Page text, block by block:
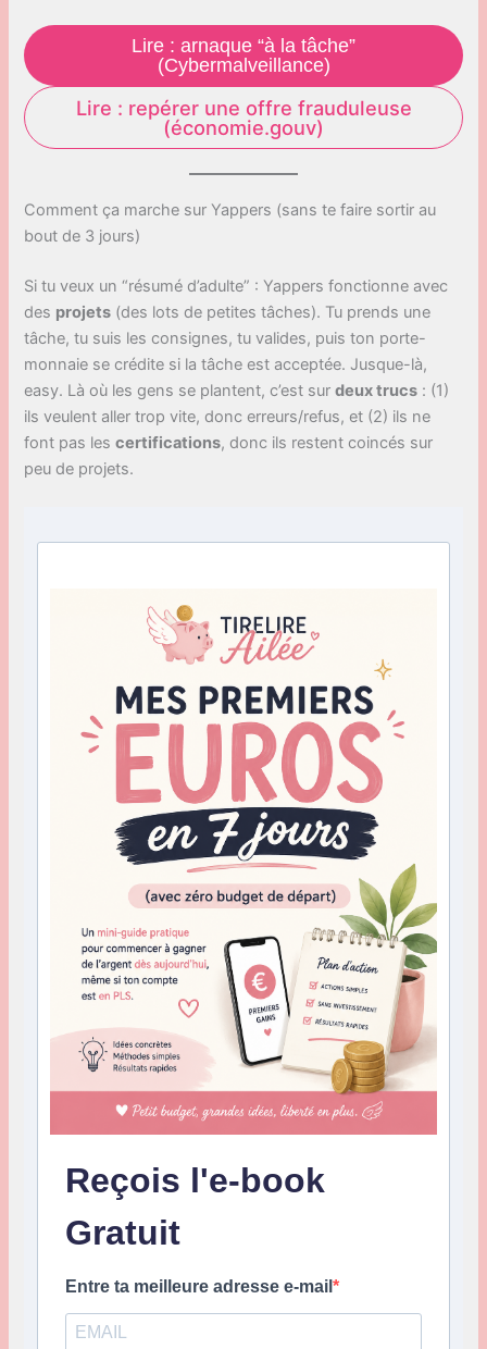
Lire : arnaque “à la tâche”
(Cybermalveillance)
Lire : repérer une offre frauduleuse
(économie.gouv)
Comment ça marche sur Yappers (sans te faire sortir au
bout de 3 jours)
Si tu veux un “résumé d’adulte” : Yappers fonctionne avec
des projets (des lots de petites tâches). Tu prends une
tâche, tu suis les consignes, tu valides, puis ton porte-
monnaie se crédite si la tâche est acceptée. Jusque-là,
easy. Là où les gens se plantent, c’est surdeux trucs : (1)
ils veulent aller trop vite, donc erreurs/refus, et (2) ils ne
font pas lescertifications, donc ils restent coincés sur
peu de projets.
Reçois l'e-book
Gratuit
Entre ta meilleure adresse e-mail